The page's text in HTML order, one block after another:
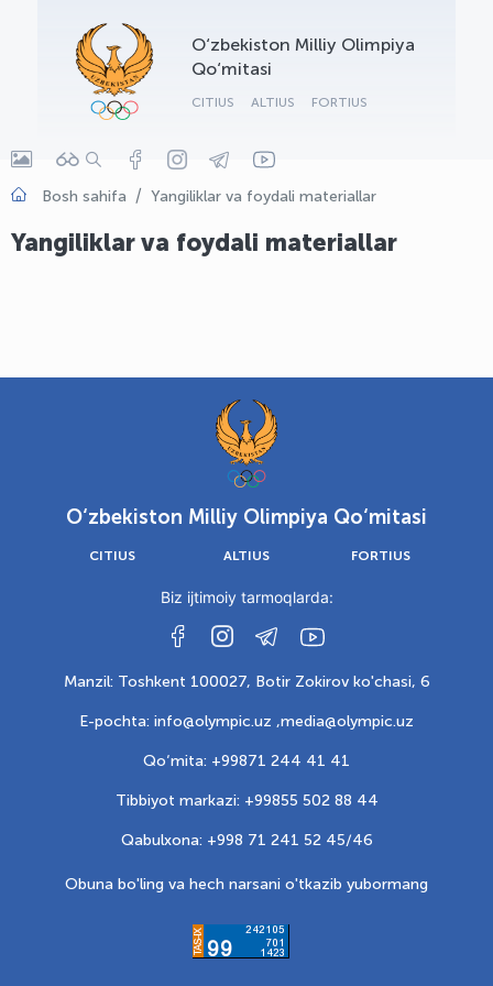
O‘zbekiston Milliy Olimpiya
Qo‘mitasi
CITIUS ALTIUS FORTIUS
Bosh sahifa Yangiliklar va foydali materiallar
Yangiliklar va foydali materiallar
O‘zbekiston Milliy Olimpiya Qo‘mitasi
CITIUS ALTIUS FORTIUS
Biz ijtimoiy tarmoqlarda:
Manzil: Toshkent 100027, Botir Zokirov ko'chasi, 6
E-pochta: info@olympic.uz ,media@olympic.uz
Qo‘mita: +99871 244 41 41
Tibbiyot markazi: +99855 502 88 44
Qabulxona: +998 71 241 52 45/46
Obuna bo'ling va hech narsani o'tkazib yubormang
OLYMPCHIK AI - yordamchi
Onlayn · olympic.uz